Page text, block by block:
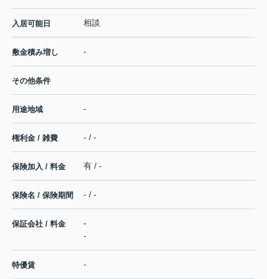
入居可能日 相談
敷金積み増し -
その他条件
用途地域 -
権利金 / 雑費 - / -
保険加入 / 料金 有 / -
保険名 / 保険期間 - / -
保証会社 / 料金
-
-
特優賃 -